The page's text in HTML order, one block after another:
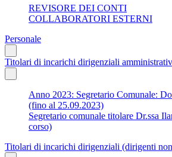
REVISORE DEI CONTI
COLLABORATORI ESTERNI
Personale
Titolari di incarichi dirigenziali
Anno 2023: Segretario Comunale:
(fino al 25.09.2023)
Segretario comunale titolare Dr.ssa
corso)
Titolari di incarichi dirigenziali (dirigenti